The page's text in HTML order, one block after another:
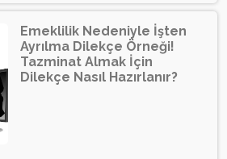
Emeklilik Nedeniyle İşten
Ayrılma Dilekçe Örneği!
Tazminat Almak İçin
Dilekçe Nasıl Hazırlanır?